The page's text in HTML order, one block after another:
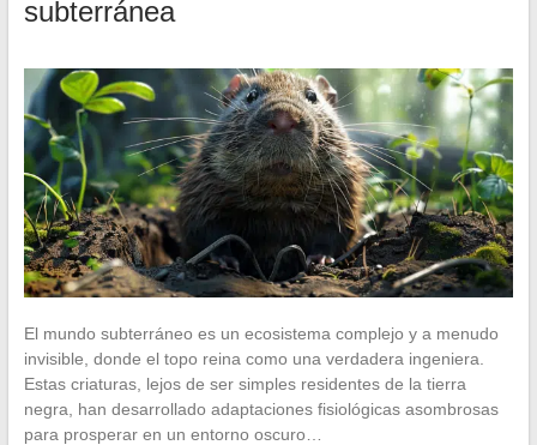
subterránea
El mundo subterráneo es un ecosistema complejo y a menudo
invisible, donde el topo reina como una verdadera ingeniera.
Estas criaturas, lejos de ser simples residentes de la tierra
negra, han desarrollado adaptaciones fisiológicas asombrosas
para prosperar en un entorno oscuro…